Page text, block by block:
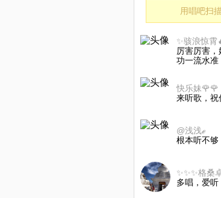
用唱吧扫描
✨骇浪惊霄
厉害厉害
功一流水准
快乐妹🌹🌹
来听歌，祝
@浅浅ℯ
根本听不够
多唱，爱听